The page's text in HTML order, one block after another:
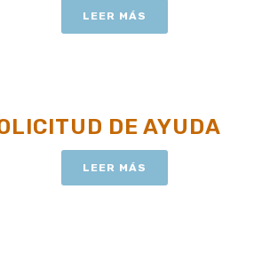
LEER MÁS
DE AYUDA
LEER MÁS